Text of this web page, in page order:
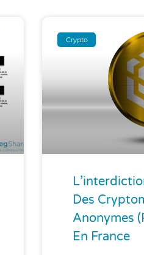
Crypto
Des
Anonymes
En France